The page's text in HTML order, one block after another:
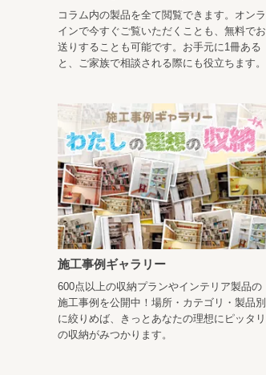
コラム内の製品を全て閲覧できます。オンラ
インで今すぐご覧いただくことも、無料でお
送りすることも可能です。お手元に1冊ある
と、ご家族で相談される際にも役立ちます。
施工事例ギャラリー
600点以上の収納プランやインテリア製品の
施工事例を公開中！場所・カテゴリ・製品別
に絞りめば、きっとあなたの理想にピッタリ
の収納がみつかります。